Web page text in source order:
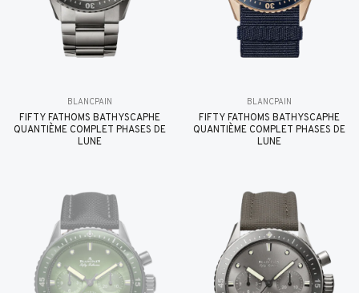
BLANCPAIN
FIFTY FATHOMS BATHYSCAPHE
QUANTIÈME COMPLET PHASES DE
LUNE
BLANCPAIN
FIFTY FATHOMS BATHYSCAPHE
QUANTIÈME COMPLET PHASES DE
LUNE